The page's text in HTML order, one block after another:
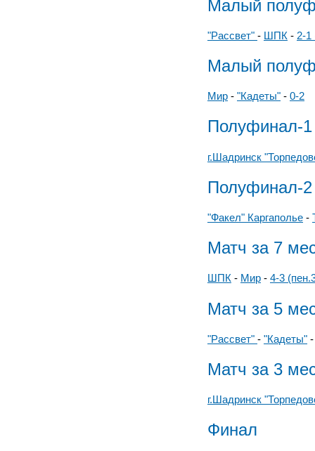
Малый
"Рассвет" - ШПК - 2-1
Малый
Мир - "Кадеты" - 0-2
Полуфинал-1
г.Шадринск
Полуфинал-2
"Факел" Каргаполье -
Матч за 7
ШПК - Мир - 4-3
Матч за 5
"Рассвет" - "Кадеты"
Матч за 3
г.Шадринск
Финал